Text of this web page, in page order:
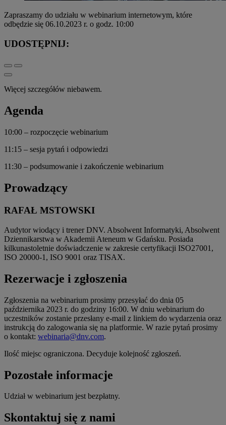
Zapraszamy do udziału w webinarium internetowym, które
odbędzie się 06.10.2023 r. o godz. 10:00
UDOSTĘPNIJ:
Więcej szczegółów niebawem.
Agenda
10:00 – rozpoczęcie webinarium
11:15 – sesja pytań i odpowiedzi
11:30 – podsumowanie i zakończenie webinarium
Prowadzący
RAFAŁ MSTOWSKI
Audytor wiodący i trener DNV. Absolwent Informatyki, Absolwent
Dziennikarstwa w Akademii Ateneum w Gdańsku. Posiada
kilkunastoletnie doświadczenie w zakresie certyfikacji ISO27001,
ISO 20000-1, ISO 9001 oraz TISAX.
Rezerwacje i zgłoszenia
Zgłoszenia na webinarium prosimy przesyłać do dnia 05
października 2023 r. do godziny 16:00. W dniu webinarium do
uczestników zostanie przesłany e-mail z linkiem do wydarzenia oraz
instrukcją do zalogowania się na platformie. W razie pytań prosimy
o kontakt: webinaria@dnv.com.
Ilość miejsc ograniczona. Decyduje kolejność zgłoszeń.
Pozostałe informacje
Udział w webinarium jest bezpłatny.
Skontaktuj się z nami